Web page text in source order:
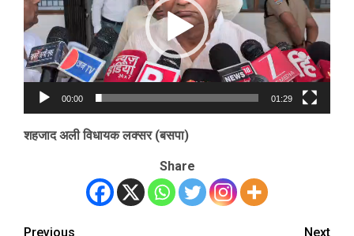
00:00 01:29
शहजाद अली विधायक लक्सर (बसपा)
Share
Previous
Next